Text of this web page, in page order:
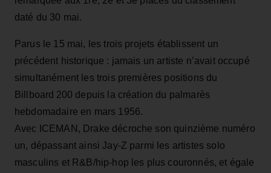
daté du 30 mai.
Parus le 15 mai, les trois projets établissent un
précédent historique : jamais un artiste n’avait occupé
simultanément les trois premières positions du
Billboard 200 depuis la création du palmarès
hebdomadaire en mars 1956.
Avec ICEMAN, Drake décroche son quinzième numéro
un, dépassant ainsi Jay‑Z parmi les artistes solo
masculins et R&B/hip-hop les plus couronnés, et égale